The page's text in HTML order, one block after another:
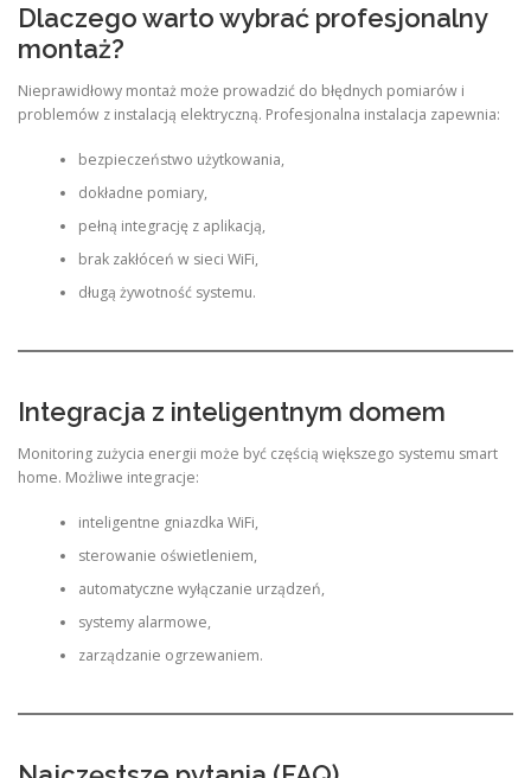
Dlaczego warto wybrać profesjonalny
montaż?
Nieprawidłowy montaż może prowadzić do błędnych pomiarów i
problemów z instalacją elektryczną. Profesjonalna instalacja zapewnia:
bezpieczeństwo użytkowania,
dokładne pomiary,
pełną integrację z aplikacją,
brak zakłóceń w sieci WiFi,
długą żywotność systemu.
Integracja z inteligentnym domem
Monitoring zużycia energii może być częścią większego systemu smart
home. Możliwe integracje:
inteligentne gniazdka WiFi,
sterowanie oświetleniem,
automatyczne wyłączanie urządzeń,
systemy alarmowe,
zarządzanie ogrzewaniem.